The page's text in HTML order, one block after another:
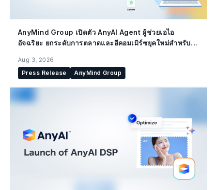
AnyMind Group เปิดตัว AnyAI Agent ผู้ช่วยเอไอ
อัจฉริยะ ยกระดับการตลาดและอีคอมเมิร์ซยุคใหม่สำหรับ
Aug 3, 2026
Press Release
AnyMind Group